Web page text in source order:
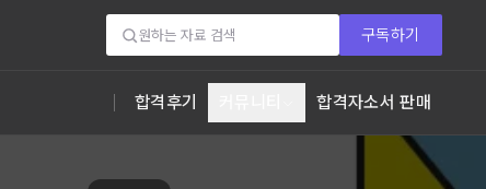
구독하기
합격후기 합격자소서 판매